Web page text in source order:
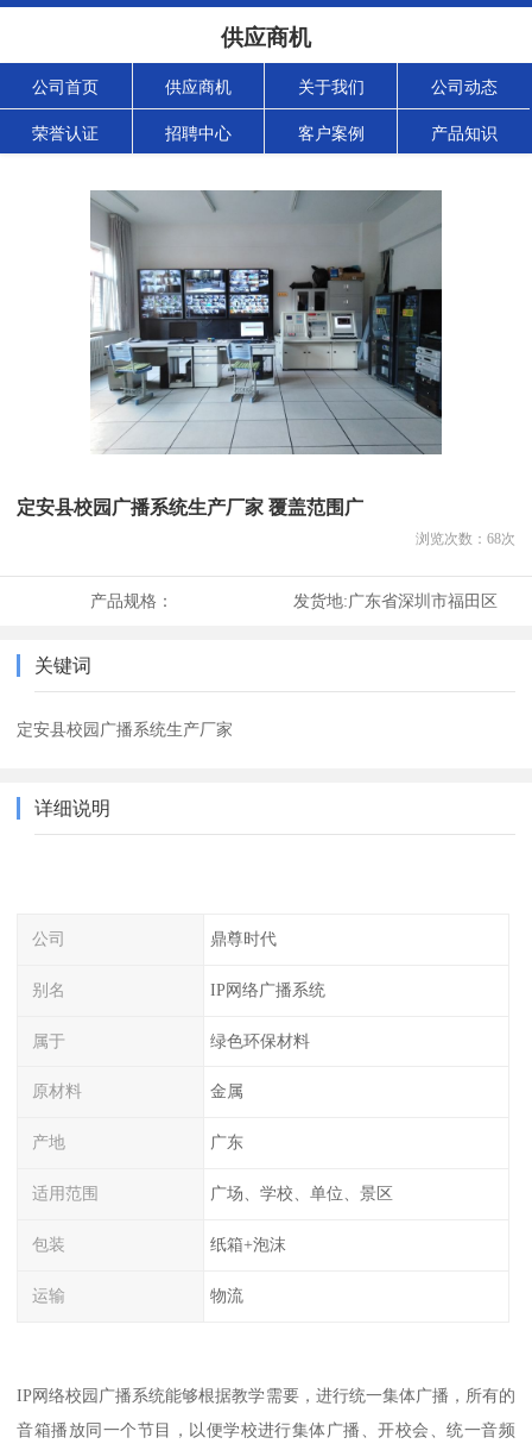
供应商机
公司首页 供应商机 关于我们 公司动态
荣誉认证 招聘中心 客户案例 产品知识
定安县校园广播系统生产厂家 覆盖范围广
浏览次数： 68次
产品规格： 发货地:广东省深圳市福田区
关键词
定安县校园广播系统生产厂家
详细说明
公司 鼎尊时代
别名 IP网络广播系统
属于 绿色环保材料
原材料 金属
产地 广东
适用范围 广场、学校、单位、景区
包装 纸箱+泡沫
运输 物流
IP网络校园广播系统能够根据教学需要，进行统一集体广播，所有的
音箱播放同一个节目，以便学校进行集体广播、开校会、统一音频